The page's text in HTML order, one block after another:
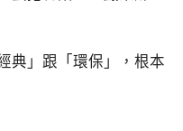
」跟「環保」，根本